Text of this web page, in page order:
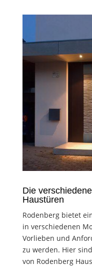
Die
Haustüren
Rodenberg bietet
in verschiedenen
Vorlieben und
zu werden. Hier
von Rodenberg